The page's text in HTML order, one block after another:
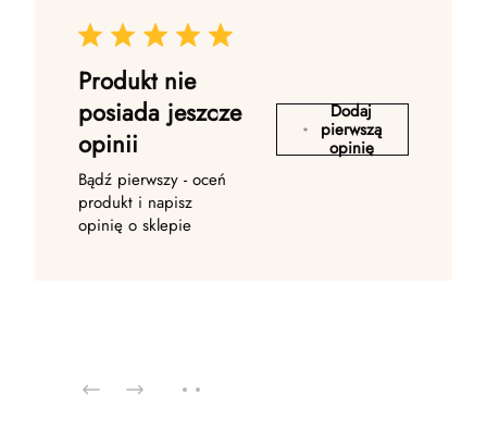
Produkt nie
posiada jeszcze
opinii
Bądź pierwszy - oceń
produkt i napisz
opinię o sklepie
Dodaj
pierwszą
opinię